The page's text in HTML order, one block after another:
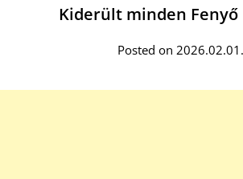
Kiderült minden
Posted on 2026.02.01.